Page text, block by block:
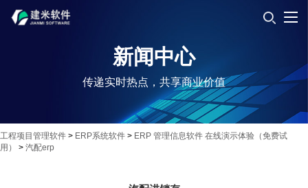
新闻中心
传递实时热点，共享商业价值
工程项目管理软件 > ERP系统软件 > ERP 管理信息软件 在线演示体验（免费试
用）
> 汽配erp